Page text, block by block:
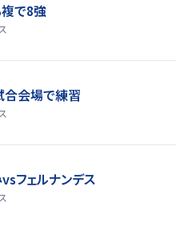
で8強
会場で練習
フェルナンデス